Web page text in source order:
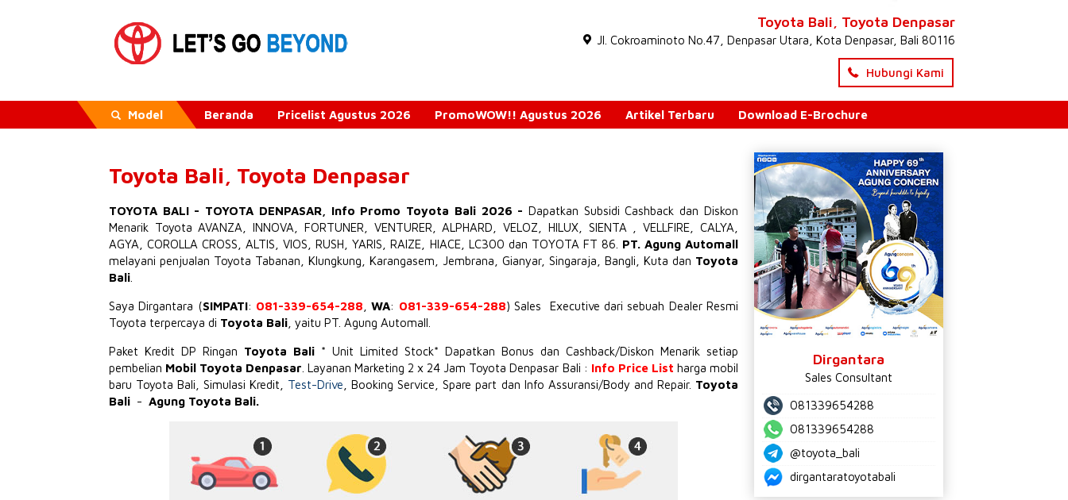
Toyota Bali, Toyota Denpasar
Jl. Cokroaminoto No.47, Denpasar Utara, Kota Denpasar, Bali 80116
Hubungi Kami
Model Beranda Pricelist Agustus 2026 PromoWOW!! Agustus 2026 Artikel Terbaru Download E-Brochure
Toyota Bali, Toyota Denpasar
TOYOTA BALI - TOYOTA DENPASAR, Info Promo Toyota Bali 2026 - Dapatkan Subsidi Cashback dan Diskon
Menarik Toyota AVANZA INNOVA FORTUNER VENTURER ,ALPHARD ,VELOZ HILUX, SIENTA ,VELLFIRE CALYA
AGYA ,COROLLA CROSS ,ALTIS ,VIOS ,RUSH ,YARIS ,RAIZE HIACE, LC300 dan TOYOTA FT 86 PT. Agung Automall
melayani penjualan Toyota Tabanan, Klungkung, Karangasem, Jembrana, Gianyar, Singaraja, Bangli, Kuta dan Toyota
Bali
Saya Dirgantara (SIMPATI: 081-339-654-288 ,WA: 081-339-654-288) Sales Executive dari sebuah Dealer Resmi
Toyota terpercaya di Toyota Bali , yaitu PT. Agung Automall.
Paket Kredit DP Ringan Toyota Bali * Unit Limited Stock* Dapatkan Bonus dan Cashback/Diskon Menarik setiap
pembelian Mobil Toyota Denpasar . Layanan Marketing 2 x 24 Jam Toyota Denpasar Bali : Info Price List harga mobil
baru Toyota Bali, Simulasi Kredit, Test-Drive , Booking Service, Spare part dan Info Assuransi/Body and Repair. Toyota
Bali - Agung Toyota Bali.
Dirgantara
Sales Consultant
081339654288
081339654288
@toyota_bali
dirgantaratoyotabali